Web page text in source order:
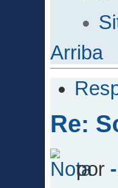
Arriba
Re:
por